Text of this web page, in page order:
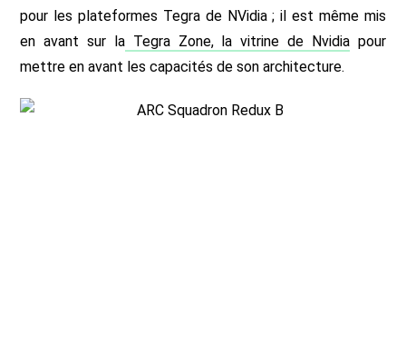
pour les plateformes Tegra de NVidia ; il est même mis
en avant sur laTegra Zone, la vitrine de Nvidiapour
mettre en avant les capacités de son architecture.